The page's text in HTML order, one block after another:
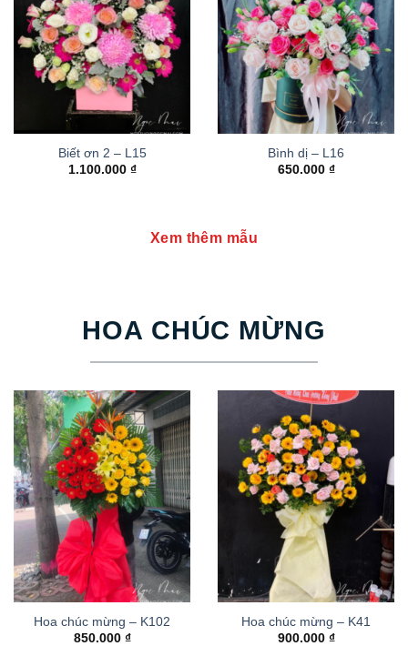
Biết ơn 2 – L15
1.100.000 ₫
Bình dị – L16
650.000 ₫
Xem thêm mẫu
HOA CHÚC MỪNG
Hoa chúc mừng – K102
850.000 ₫
Hoa chúc mừng – K41
900.000 ₫